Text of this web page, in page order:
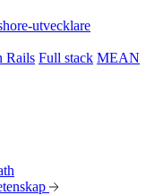
utvecklare
Rails Full stack MEAN